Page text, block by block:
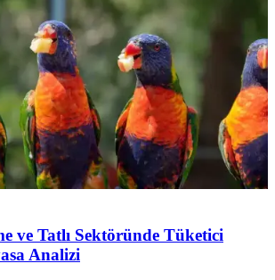
ve Tatlı Sektöründe Tüketici
Analizi